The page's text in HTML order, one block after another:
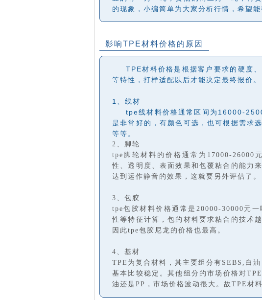
的现象，小编简单为大家分析行情，希望能
影响TPE材料价格的原因
TPE材料价格是根据客户要求的硬度
等特性，打样适配以后才能决定最终报价。
1、线材
tpe线材料价格通常区间为16000-
是非常好的，有颜色可选，也可根据需求
等等。
2、脚轮
tpe脚轮材料的价格通常为17000-26000
性、透明度、表面效果和包覆粘合的能力
达到运作静音的效果，这就要另外评估了。
3、包胶
tpe包胶材料价格通常是20000-30000元
性等特征计算，包的材料要求粘合的技术
因此tpe包胶尼龙的价格也最高。
4、基材
TPE为复合材料，其主要组分有SEBS,白
基本比较稳定。其他组分的市场价格对
油还是PP，市场价格波动很大。故TPE材